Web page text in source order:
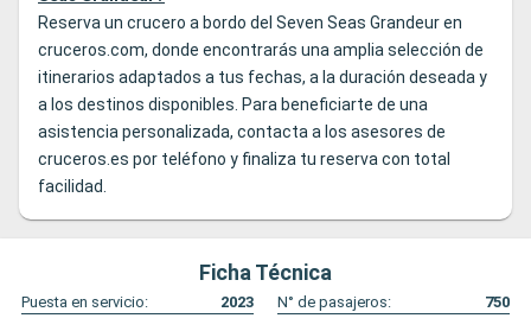
Reserva un crucero a bordo del Seven Seas Grandeur en
cruceros.com, donde encontrarás una amplia selección de
itinerarios adaptados a tus fechas, a la duración deseada y
a los destinos disponibles. Para beneficiarte de una
asistencia personalizada, contacta a los asesores de
cruceros.es por teléfono y finaliza tu reserva con total
facilidad.
Ficha Técnica
Puesta en servicio: 2023 N° de pasajeros:
750